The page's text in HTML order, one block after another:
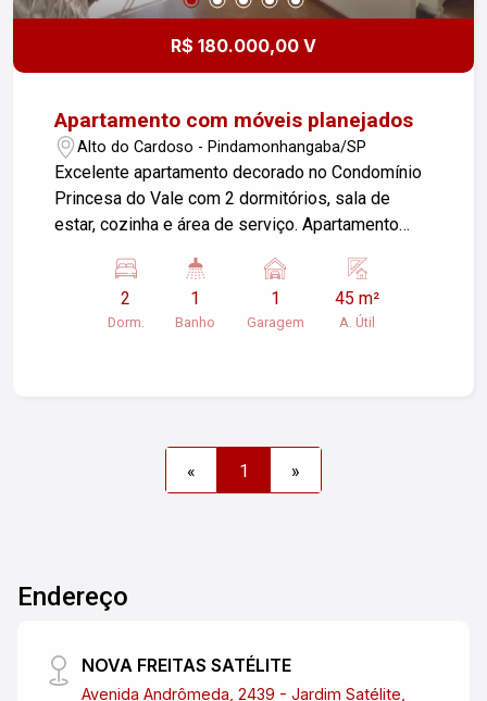
R$ 180.000,00 V
Apartamento com móveis planejados
Alto do Cardoso - Pindamonhangaba/SP
Excelente apartamento decorado no Condomínio
Princesa do Vale com 2 dormitórios, sala de
estar, cozinha e área de serviço. Apartamento
investimento!
2
Dorm.
1
Banho
1
Garagem
45 m²
A. Útil
« 1 »
Endereço
NOVA FREITAS SATÉLITE
Avenida Andrômeda, 2439 - Jardim Satélite,